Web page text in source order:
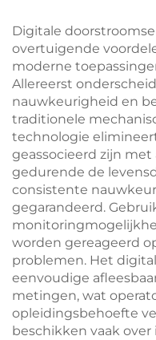
Digitale
overtuigende
moderne
Allereerst
nauwkeurigheid en
traditionele
technologie
geassocieerd zijn
gedurende de
consistente
gegarandeerd.
worden gereageerd
problemen. Het
eenvoudige
metingen, wat
opleidingsbehoefte
beschikken vaak